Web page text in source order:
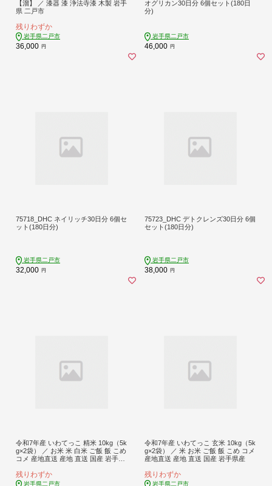
【溜】 ／ 漆器 漆 浄法寺漆 木製 岩手
県 二戸市
残りわずか
岩手県二戸市
36,000 円
オグリカン30日分 6個セット(180日
分)
岩手県二戸市
46,000 円
75718_DHC ネイリッチ30日分 6個セ
ット(180日分)
岩手県二戸市
32,000 円
75723_DHC デトクレンズ30日分 6個
セット(180日分)
岩手県二戸市
38,000 円
令和7年産 いわてっこ 精米 10kg（5k
g×2袋） ／ お米 米 白米 ご飯 飯 こめ
コメ 産地直送 産地 直送 国産 岩手県
残りわずか
岩手県二戸市
令和7年産 いわてっこ 玄米 10kg（5k
g×2袋） ／ 米 お米 ご飯 飯 こめ コメ
産地直送 産地 直送 国産 岩手県産
残りわずか
岩手県二戸市